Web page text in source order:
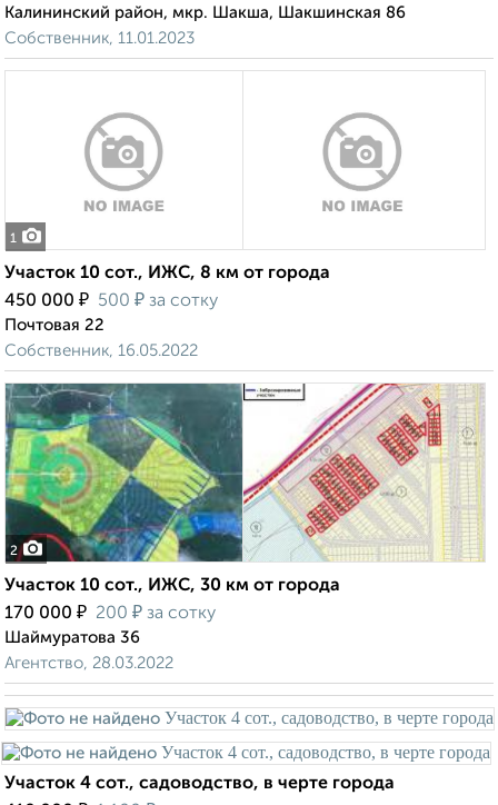
Калининский район, мкр. Шакша, Шакшинская 86
Собственник, 11.01.2023
1
Участок 10 сот., ИЖС, 8 км от города
450 000 ₽ 500 ₽ за сотку
Почтовая 22
Собственник, 16.05.2022
2
Участок 10 сот., ИЖС, 30 км от города
170 000 ₽ 200 ₽ за сотку
Шаймуратова 36
Агентство, 28.03.2022
Участок 4 сот., садоводство, в черте города